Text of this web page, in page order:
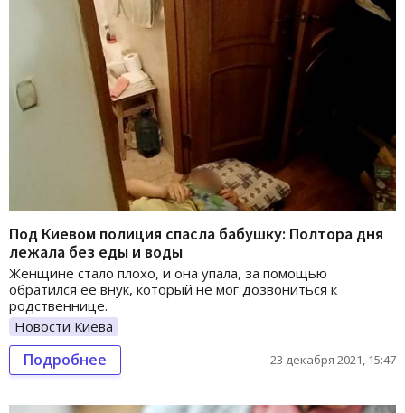
Под Киевом полиция спасла бабушку: Полтора дня
лежала без еды и воды
Женщине стало плохо, и она упала, за помощью
обратился ее внук, который не мог дозвониться к
родственнице.
Новости Киева
Подробнее 23 декабря 2021, 15:47